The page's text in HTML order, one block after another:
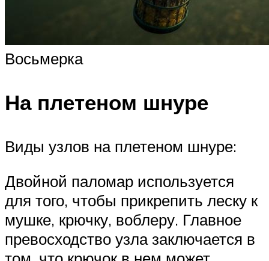
Восьмерка
На плетеном шнуре
Виды узлов на плетеном шнуре:
Двойной паломар используется
для того, чтобы прикрепить леску к
мушке, крючку, воблеру. Главное
превосходство узла заключается в